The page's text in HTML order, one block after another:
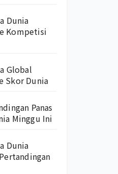
Dunia
Kompetisi
Global
Skor Dunia
Panas
Minggu Ini
Dunia